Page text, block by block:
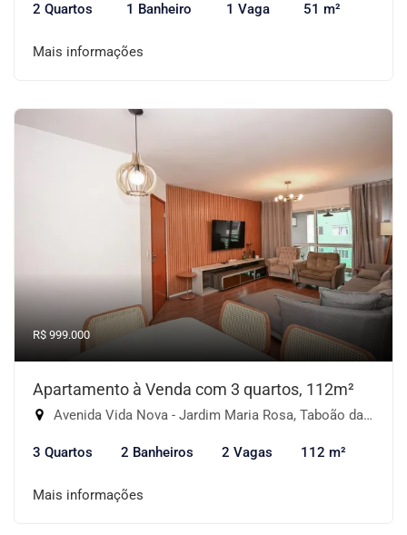
2 Quartos 1 Banheiro 1 Vaga 51 m²
Mais informações
R$ 999.000
Apartamento à Venda com 3 quartos, 112m²
Avenida Vida Nova - Jardim Maria Rosa, Taboão da Serra-SP
3 Quartos 2 Banheiros 2 Vagas 112 m²
Mais informações